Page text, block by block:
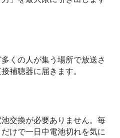
くの人が集う場所で放送さ
補聴器に届きます。
交換が必要ありません。毎
けで一日中電池切れを気に